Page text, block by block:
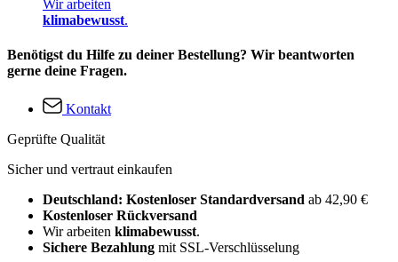
Wir arbeiten
klimabewusst.
Benötigst du Hilfe zu deiner Bestellung? Wir beantworten
gerne deine Fragen.
Kontakt
Geprüfte Qualität
Sicher und vertraut einkaufen
Deutschland: Kostenloser Standardversand ab 42,90 €
Kostenloser Rückversand
Wir arbeiten klimabewusst.
Sichere Bezahlung mit SSL-Verschlüsselung